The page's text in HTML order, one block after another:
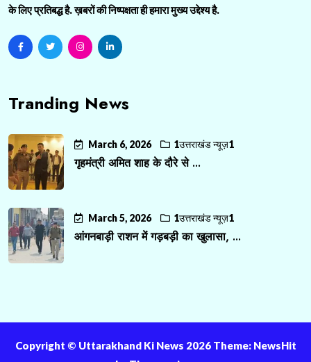
के लिए प्रतिबद्ध है. ख़बरों की निष्पक्षता ही हमारा मुख्य उद्देश्य है.
Tranding News
March 6, 2026 1उत्तराखंड न्यूज़1
गृहमंत्री अमित शाह के दौरे से ...
March 5, 2026 1उत्तराखंड न्यूज़1
आंगनबाड़ी राशन में गड़बड़ी का खुलासा, ...
Copyright ©️ Uttarakhand Ki News 2026 Theme: NewsHit